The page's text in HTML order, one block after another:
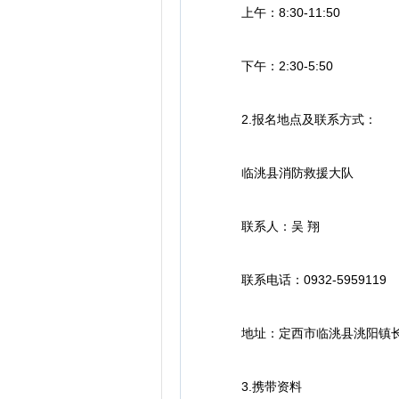
上午：8:30-11:50
下午：2:30-5:50
2.报名地点及联系方式：
临洮县消防救援大队
联系人：吴 翔
联系电话：0932-5959119
地址：定西市临洮县洮阳镇
3.携带资料